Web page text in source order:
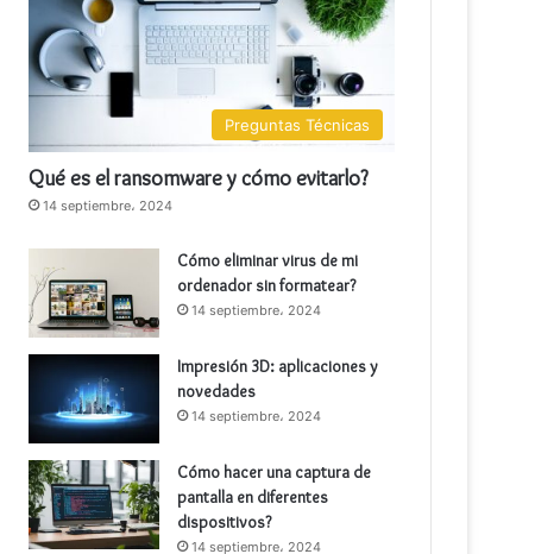
Preguntas Técnicas
Qué es el ransomware y cómo evitarlo?
14 septiembre، 2024
Cómo eliminar virus de mi
ordenador sin formatear?
14 septiembre، 2024
Impresión 3D: aplicaciones y
novedades
14 septiembre، 2024
Cómo hacer una captura de
pantalla en diferentes
dispositivos?
14 septiembre، 2024